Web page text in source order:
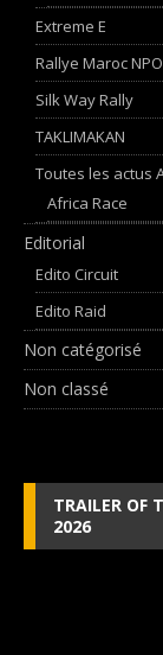
Extreme E
Rallye Maroc NPO
Silk Way Rally
TAKLIMAKAN
Toutes les actus
Africa Race
Editorial
Edito Circuit
Edito Raid
Non catégorisé
Non classé
TRAILER OF
2026